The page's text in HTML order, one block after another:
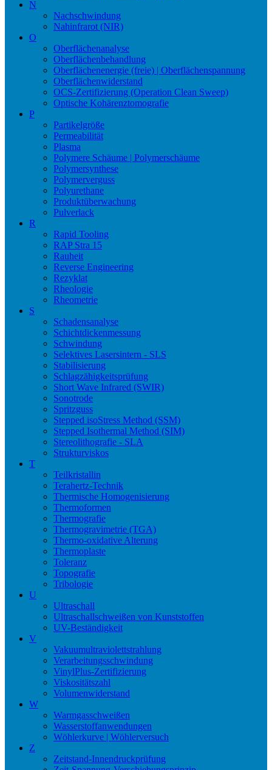
N
Nachschwindung
Nahinfrarot (NIR)
O
Oberflächenanalyse
Oberflächenbehandlung
Oberflächenenergie (freie) | Oberflächenspannung
Oberflächenwiderstand
OCS-Zertifizierung (Operation Clean Sweep)
Optische Kohärenztomografie
P
Partikelgröße
Permeabilität
Plasma
Polymere Schäume | Polymerschäume
Polymersynthese
Polymerverguss
Polyurethane
Produktüberwachung
Pulverlack
R
Rapid Tooling
RAP Stra 15
Rauheit
Reverse Engineering
Rezyklat
Rheologie
Rheometrie
S
Schadensanalyse
Schichtdickenmessung
Schwindung
Selektives Lasersintern - SLS
Stabilisierung
Schlagzähigkeitsprüfung
Short Wave Infrared (SWIR)
Sonotrode
Spritzguss
Stepped isoStress Method (SSM)
Stepped Isothermal Method (SIM)
Stereolithografie - SLA
Strukturviskos
T
Teilkristallin
Terahertz-Technik
Thermische Homogenisierung
Thermoformen
Thermografie
Thermogravimetrie (TGA)
Thermo-oxidative Alterung
Thermoplaste
Toleranz
Topografie
Tribologie
U
Ultraschall
Ultraschallschweißen von Kunststoffen
UV-Beständigkeit
V
Vakuumultraviolettstrahlung
Verarbeitungsschwindung
VinylPlus-Zertifizierung
Viskositätszahl
Volumenwiderstand
W
Warmgasschweißen
Wasserstoffanwendungen
Wöhlerkurve | Wöhlerversuch
Z
Zeitstand-Innendruckprüfung